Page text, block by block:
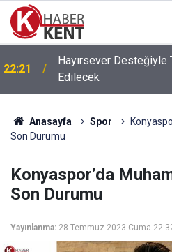
22:21
Hayırsever
Edilecek
Anasayfa Spor
Son Durumu
Konyaspor’da
Son Durumu
Yayınlanma: 28 Temmuz 2023 Cuma